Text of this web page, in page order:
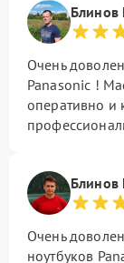
Блинов
Очень
Panasonic !
оперативно и
Блинов
Очень
ноутбуков